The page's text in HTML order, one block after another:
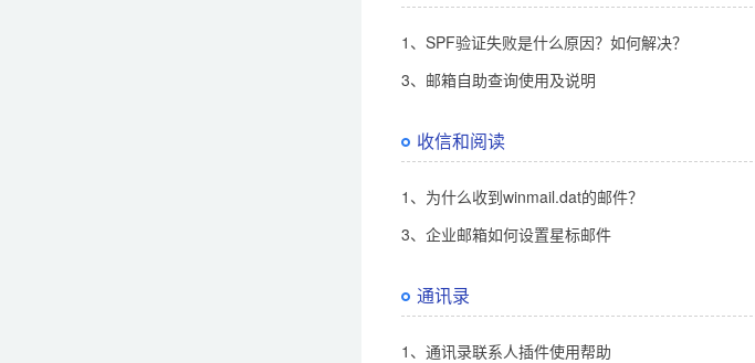
1、SPF验证失败是什么原因？如何解决？
3、邮箱自助查询使用及说明
收信和阅读
1、为什么收到winmail.dat的邮件？
3、企业邮箱如何设置星标邮件
通讯录
1、通讯录联系人插件使用帮助